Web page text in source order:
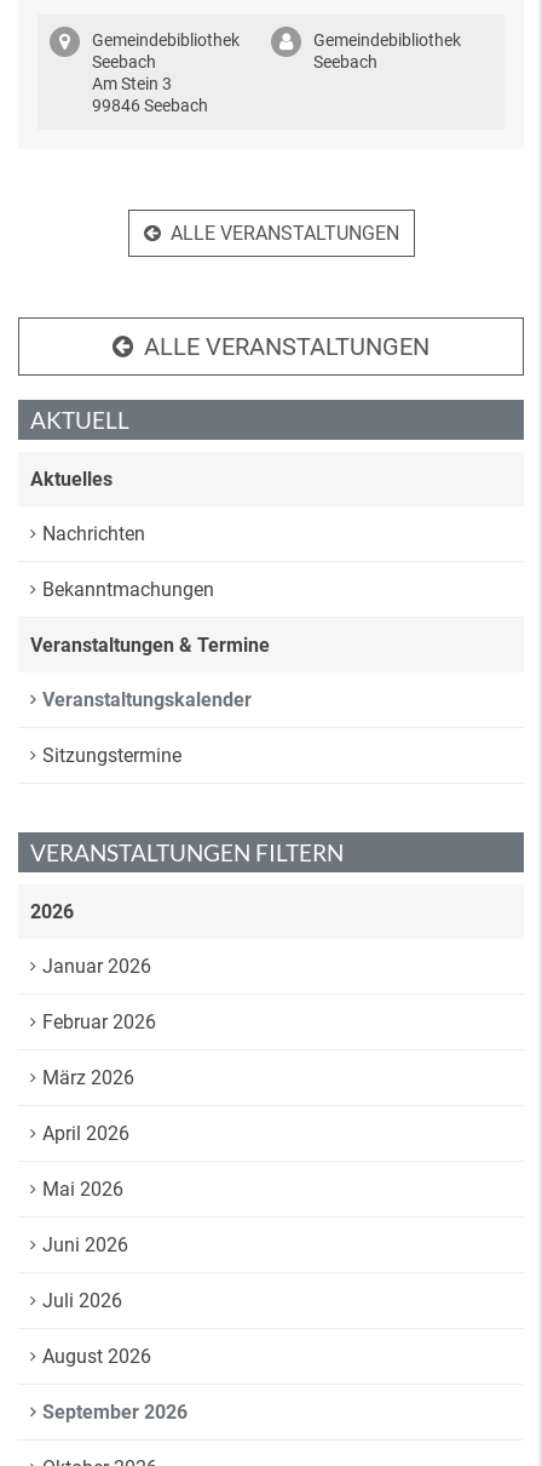
Gemeindebibliothek
Seebach
Am Stein 3
99846 Seebach
Gemeindebibliothek
Seebach
ALLE VERANSTALTUNGEN
ALLE VERANSTALTUNGEN
AKTUELL
Aktuelles
Nachrichten
Bekanntmachungen
Veranstaltungen & Termine
Veranstaltungskalender
Sitzungstermine
VERANSTALTUNGEN FILTERN
2026
Januar 2026
Februar 2026
März 2026
April 2026
Mai 2026
Juni 2026
Juli 2026
August 2026
September 2026